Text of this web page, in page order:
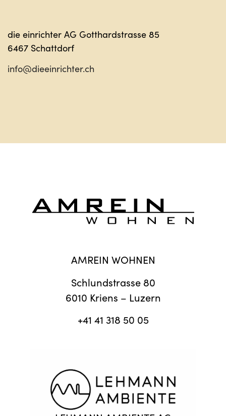
die einrichter AG Gotthardstrasse 85
6467 Schattdorf
info@dieeinrichter.ch
AMREIN WOHNEN
Schlundstrasse 80
6010 Kriens – Luzern
+41 41 318 50 05